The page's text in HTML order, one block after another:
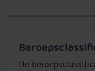
De